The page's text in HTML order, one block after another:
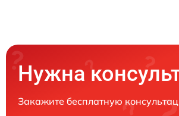
Нужна
Закажите бесплатную